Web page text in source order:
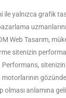
ile yalnızca grafik
Web Tasarım,
sitenizin
sitenizin
olması anlamına